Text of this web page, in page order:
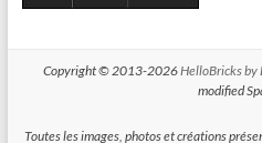
Copyright © 2013-2026HelloBricks by
modified
Toutes les images, photos et créations